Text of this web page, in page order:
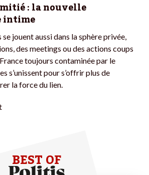
: la nouvelle
intime
jouent aussi dans la sphère privée,
des meetings ou des actions coups
toujours contaminée par le
s’unissent pour s’offrir plus de
la force du lien.
BEST OF